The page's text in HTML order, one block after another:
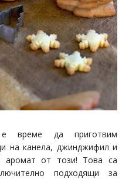
време да приготвим
на канела, джинджифил и
аромат от този! Това са
подходящи за